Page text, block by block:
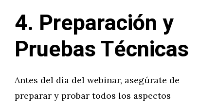
4. Preparación y
Pruebas Técnicas
Antes del día del webinar, asegúrate de
preparar y probar todos los aspectos